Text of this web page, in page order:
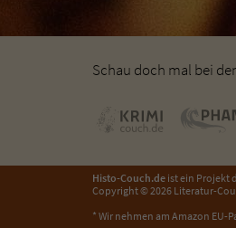
Schau doch mal bei
Histo-Couch.de ist ein Projekt
Copyright © 2026 Literatur-
* Wir nehmen am Amazon